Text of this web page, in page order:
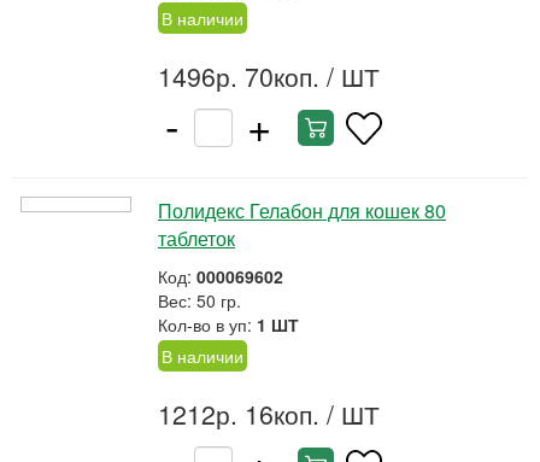
В наличии
1496р. 70коп. / ШТ
- +
Полидекс Гелабон для кошек 80
таблеток
Код: 000069602
Вес: 50 гр.
Кол-во в уп: 1 ШТ
В наличии
1212р. 16коп. / ШТ